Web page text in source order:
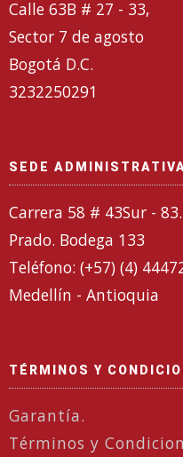
Calle 63B # 27 - 33,
Sector 7 de agosto
Bogotá D.C.
3232250291
SEDE ADMINISTRATIVA
Carrera 58 # 43Sur -
Prado. Bodega 133
Teléfono: (+57) (4)
Medellín - Antioquia
TÉRMINOS Y
Garantía.
Términos y